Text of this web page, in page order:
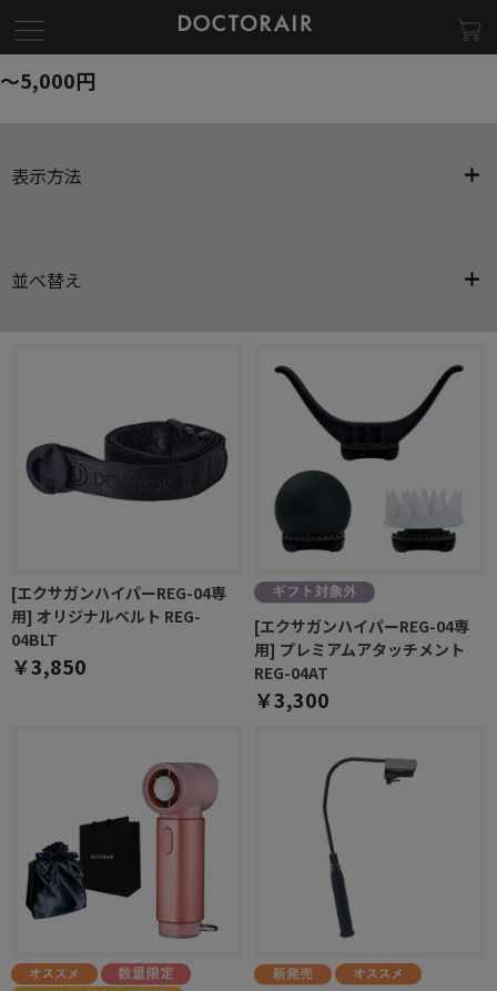
～5,000円
表示方法
並べ替え
[エクサガンハイパーREG-04専
用] オリジナルベルト REG-
04BLT
￥3,850
[エクサガンハイパーREG-04専
用] プレミアムアタッチメント
REG-04AT
￥3,300